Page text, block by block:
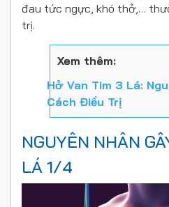
đau tức ngực, khó thở,…
trị.
Xem thêm:
Hở Van Tim 3 Lá:
Cách Điều Trị
NGUYÊN NHÂN
LÁ 1/4